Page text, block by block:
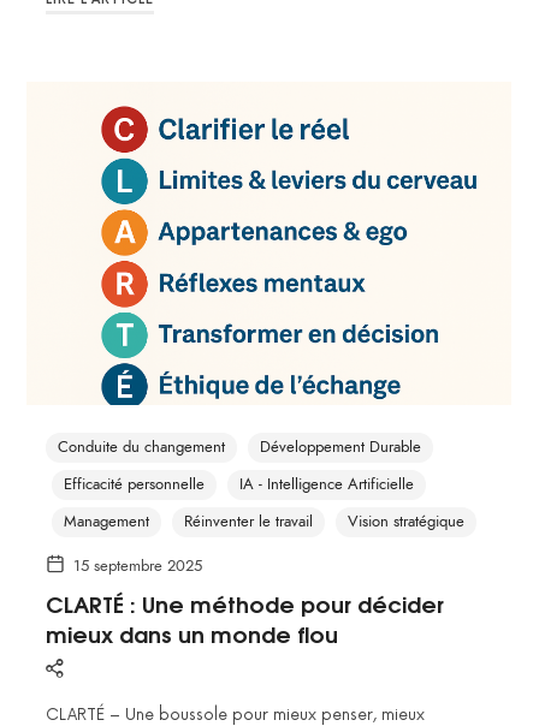
Conduite du changement
Développement Durable
Efficacité personnelle
IA - Intelligence Artificielle
Management
Réinventer le travail Vision stratégique
15 septembre 2025
CLARTÉ : Une méthode pour décider
mieux dans un monde flou
CLARTÉ – Une boussole pour mieux penser, mieux